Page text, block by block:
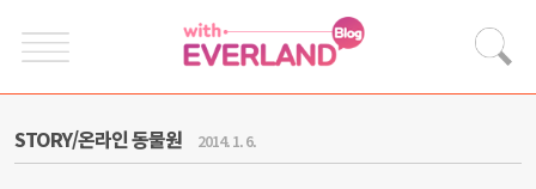
STORY/온라인 동물원 2014. 1. 6.